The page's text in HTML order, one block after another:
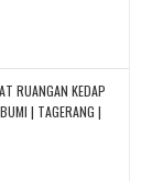
RUANGAN KEDAP
| TAGERANG |